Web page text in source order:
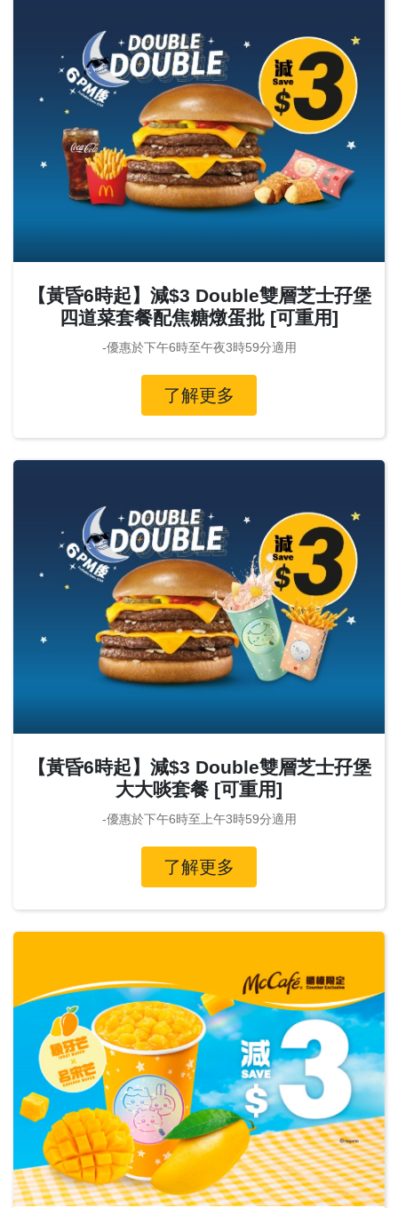
【黃昏6時起】減$3 Double雙層芝士孖堡
四道菜套餐配焦糖燉蛋批 [可重用]
-優惠於下午6時至午夜3時59分適用
了解更多
【黃昏6時起】減$3 Double雙層芝士孖堡
大大啖套餐 [可重用]
-優惠於下午6時至上午3時59分適用
了解更多